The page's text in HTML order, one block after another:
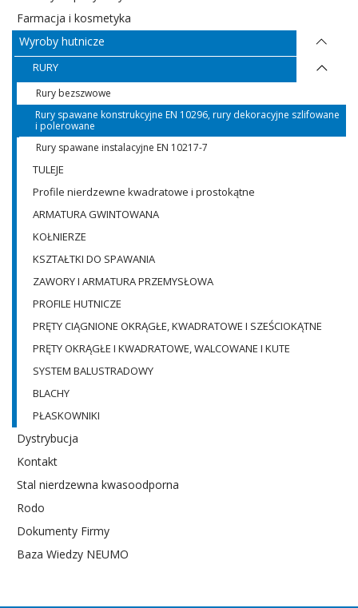
Farmacja i kosmetyka
Wyroby hutnicze
RURY
Rury bezszwowe
Rury spawane konstrukcyjne EN 10296, rury dekoracyjne szlifowane
i polerowane
Rury spawane instalacyjne EN 10217-7
TULEJE
Profile nierdzewne kwadratowe i prostokątne
ARMATURA GWINTOWANA
KOŁNIERZE
KSZTAŁTKI DO SPAWANIA
ZAWORY I ARMATURA PRZEMYSŁOWA
PROFILE HUTNICZE
PRĘTY CIĄGNIONE OKRĄGŁE, KWADRATOWE I SZEŚCIOKĄTNE
PRĘTY OKRĄGŁE I KWADRATOWE, WALCOWANE I KUTE
SYSTEM BALUSTRADOWY
BLACHY
PŁASKOWNIKI
Dystrybucja
Kontakt
Stal nierdzewna kwasoodporna
Rodo
Dokumenty Firmy
Baza Wiedzy NEUMO